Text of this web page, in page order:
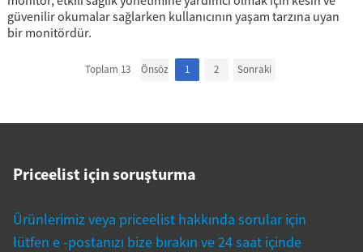
güvenilir okumalar sağlarken kullanıcının yaşam tarzına uyan
bir monitördür.
Toplam 13 Önsöz 1 2 Sonraki
Priceelist için soruşturma
Ürünlerimiz veya priceelist hakkında sorular için
lütfen e -postanızı bize bırakın ve 24 saat içinde